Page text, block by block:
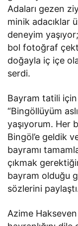
Adaları gezen
minik adacıklar
deneyim
bol fotoğraf
doğayla iç içe
serdi.
Bayram tatili için
“Bingöllüyüm
yaşıyorum. Her
Bingöl’e geldik
bayramı
çıkmak
bayram olduğu
sözlerini
Azime